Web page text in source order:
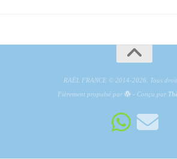
RAËL FRANCE © 2014-2026. Tous
Fièrement propulsé par
- Conçu par